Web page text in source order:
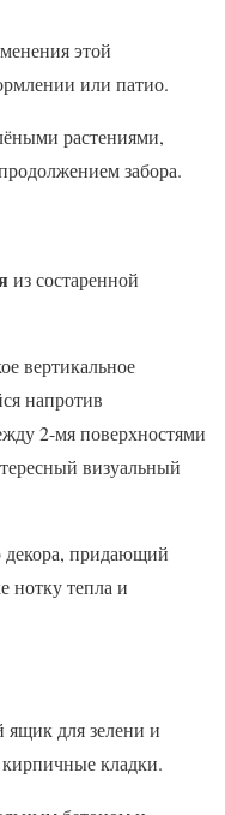
этой
или патио.
растениями,
забора.
из состаренной
вертикальное
напротив
2-мя поверхностями
визуальный
декора, придающий
нотку тепла и
ящик для зелени и
кладки.